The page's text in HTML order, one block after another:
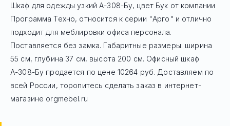
Шкаф для одежды узкий А-308-Бу, цвет Бук от компании
Программа Техно, относится к серии "Арго" и отлично
подходит для меблировки офиса персонала.
Поставляется без замка. Габаритные размеры: ширина
55 см, глубина 37 см, высота 200 см. Офисный шкаф
А-308-Бу продается по цене 10264 руб. Доставляем по
всей России, торопитесь сделать заказ в интернет-
магазине orgmebel.ru